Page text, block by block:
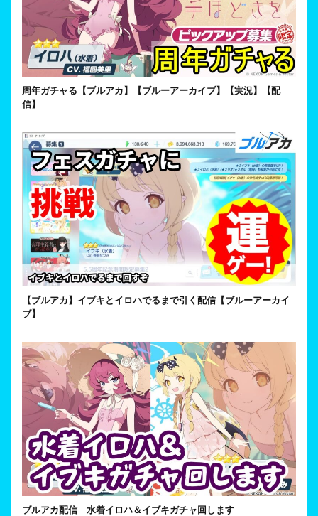
周年ガチャる【ブルアカ】【ブルーアーカイブ】【実況】【配
信】
【ブルアカ】イブキとイロハでるまで引く配信【ブルーアーカイ
ブ】
ブルアカ配信 水着イロハ＆イブキガチャ回します